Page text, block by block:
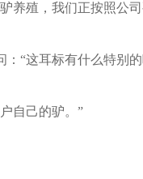
养殖，我们正按照公
“这耳标有什么特别的
自己的驴。”